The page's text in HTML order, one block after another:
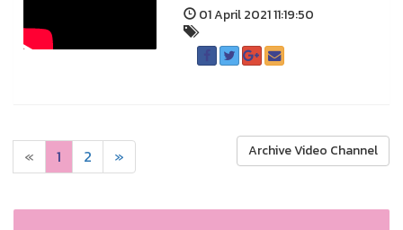
01 April 2021 11:19:50
« 1 2 » Archive Video Channel